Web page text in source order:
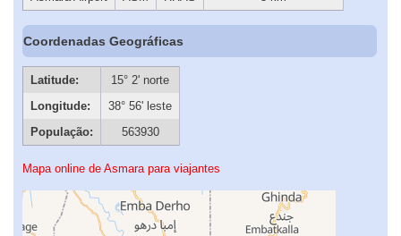
Coordenadas Geográficas
Latitude:
15° 2' norte
Longitude:
38° 56' leste
População:
563930
Mapa online de Asmara para viajantes